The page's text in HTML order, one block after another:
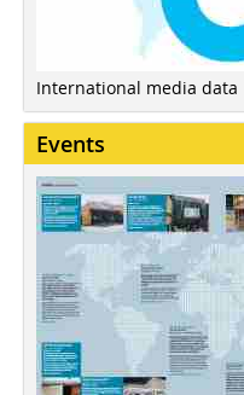
International media data
Events